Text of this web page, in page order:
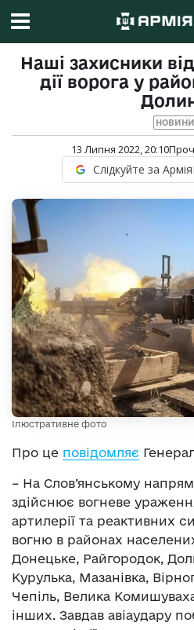
Наші захисники
дії ворога у
НОВИНИ
13 Липня 2022, 20:10
Слідкуйте за
Ілюстративне фото
Про це повідомляє
– На Слов’янському
здійснює вогневе
артилерії та реактивних
вогню в районах
Донецьке, Райгородок,
Курулька, Мазанівка,
Чепіль, Велика
інших. Завдав авіаудару